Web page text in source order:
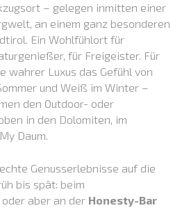
– gelegen inmitten einer
an einem ganz besonderen
Ein Wohlfühlort für
für Freigeister. Für
wahrer Luxus das Gefühl von
und Weiß im Winter –
den Outdoor- oder
in den Dolomiten, im
Daum.
Genusserlebnisse auf die
bis spät: beim
aber an der Honesty-Bar